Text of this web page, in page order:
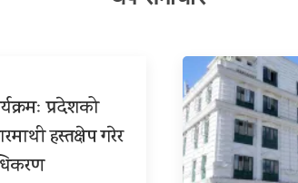
प्रदेशको
हस्तक्षेप गरेर